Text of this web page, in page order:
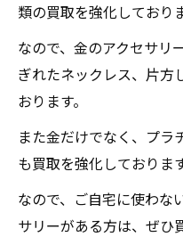
類の買取を強化しており
なので、金のアクセサリ
ぎれたネックレス、片方
おります。
また金だけでなく、プラ
も買取を強化しております
なので、ご自宅に使わな
サリーがある方は、ぜひ